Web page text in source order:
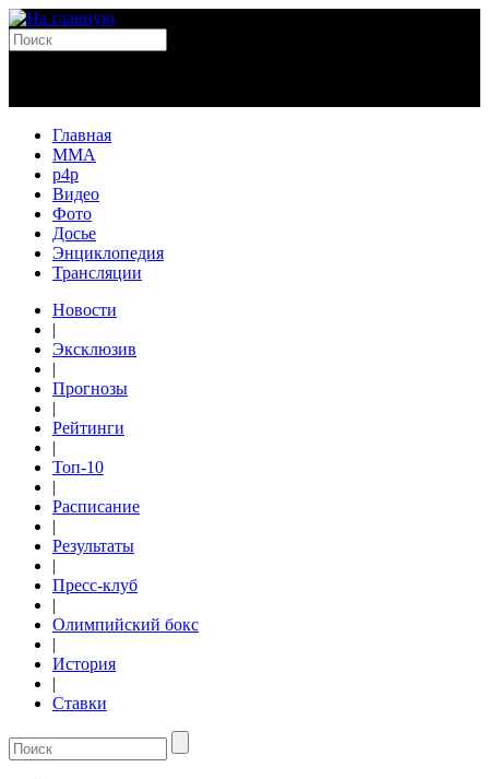
Главная
MMA
p4p
Видео
Фото
Досье
Энциклопедия
Трансляции
Новости
|
Эксклюзив
|
Прогнозы
|
Рейтинги
|
Топ-10
|
Расписание
|
Результаты
|
Пресс-клуб
|
Олимпийский бокс
|
История
|
Ставки